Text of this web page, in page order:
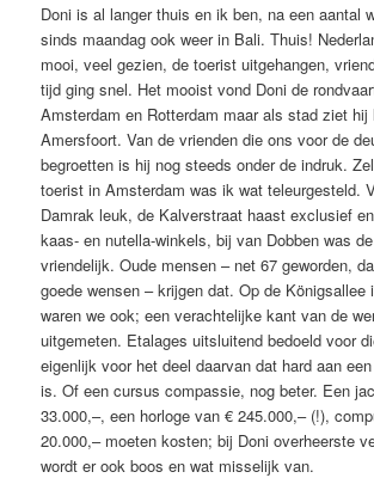
Doni is al langer thuis en ik ben, na een aantal
sinds maandag ook weer in Bali. Thuis!
mooi, veel gezien, de toerist uitgehangen,
tijd ging snel. Het mooist vond Doni de
Amsterdam en Rotterdam maar als stad ziet hij
Amersfoort. Van de vrienden die ons voor de
begroetten is hij nog steeds onder de indruk.
toerist in Amsterdam was ik wat teleurgesteld.
Damrak leuk, de Kalverstraat haast exclusief
kaas- en nutella-winkels, bij van Dobben was
vriendelijk. Oude mensen – net 67 geworden,
goede wensen – krijgen dat. Op de Königsallee
waren we ook; een verachtelijke kant van de
uitgemeten. Etalages uitsluitend bedoeld voor
eigenlijk voor het deel daarvan dat hard aan
is. Of een cursus compassie, nog beter. Een
33.000,–, een horloge van € 245.000,– (!),
20.000,– moeten kosten; bij Doni overheerste
wordt er ook boos en wat misselijk van.